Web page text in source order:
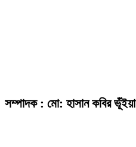
সম্পাদক : মো: হাসান কবির ভূঁইয়া